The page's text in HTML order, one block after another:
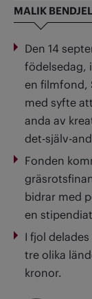
MALIK
Den 14
födelsedag,
en filmfond,
med syfte
anda av
det-själv-
Fonden
bidrar med
en
I fjol
tre olika
kronor.